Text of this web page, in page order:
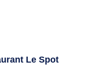
Le Spot